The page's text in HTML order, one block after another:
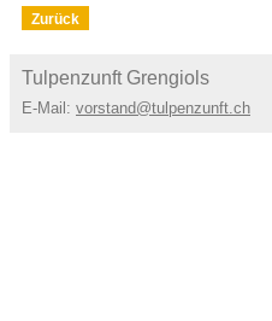
Zurück
Tulpenzunft Grengiols
E-Mail: vorstand@tulpenzunft.ch